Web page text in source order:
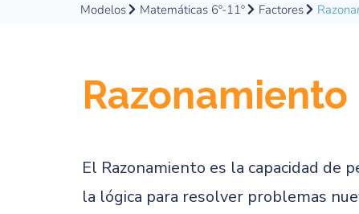
Modelos Matemáticas 6º-11º Factores
Razonamiento
El Razonamiento es la capacidad de
la lógica para resolver problemas